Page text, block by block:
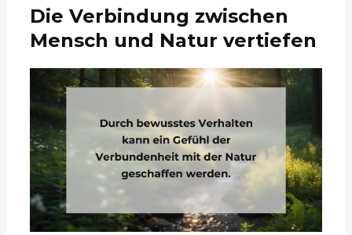
Die Verbindung zwischen
Mensch und Natur vertiefen